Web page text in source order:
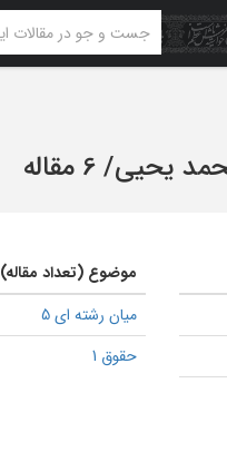
یحیی/6 مقاله
موضوع (تعداد مقاله)
میان رشته ای 5
حقوق 1